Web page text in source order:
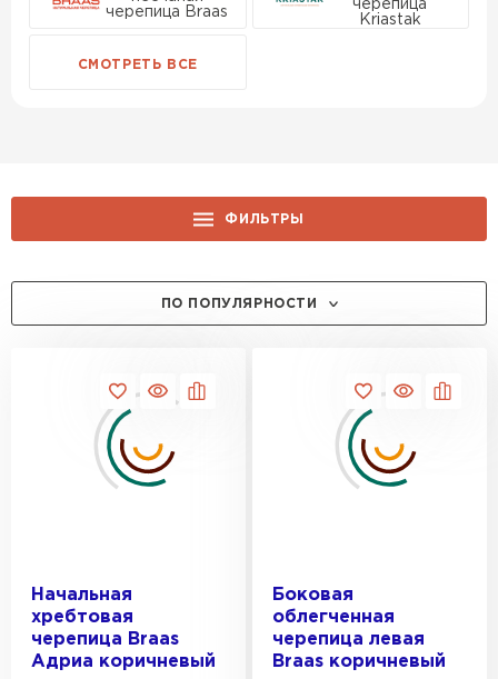
черепица Braas
черепица
Kriastak
ФИЛЬТРЫ
Braas
Kriastak
КОЛЛЕКЦИЯ:
Classic
Аэрлокс
Вишневый
Коричневый
ОТТЕНОК:
ПО ПОПУЛЯРНОСТИ
Начальная
хребтовая
черепица Braas
Адриа коричневый
Боковая
облегченная
черепица левая
Braas коричневый
Расчет кровли из профнастила
Металлочерепица
ПЕРЕЙТИ